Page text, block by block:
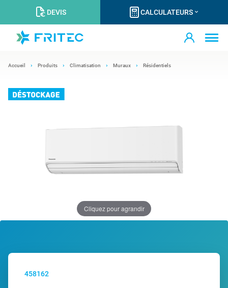
DEVIS CALCULATEURS
Accueil Produits Climatisation Muraux Résidentiels
Cliquez pour agrandir
458162